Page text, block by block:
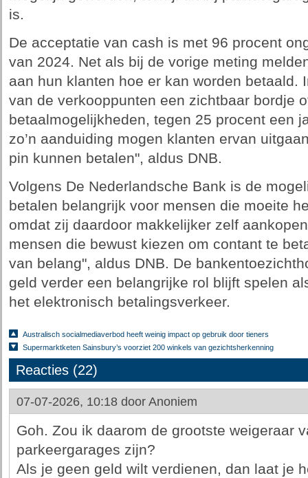
is.
De acceptatie van cash is met 96 procent
van 2024. Net als bij de vorige meting
aan hun klanten hoe er kan worden betaald.
van de verkooppunten een zichtbaar bordje
betaalmogelijkheden, tegen 25 procent een
zo’n aanduiding mogen klanten ervan
pin kunnen betalen", aldus DNB.
Volgens De Nederlandsche Bank is de
betalen belangrijk voor mensen die moeite
omdat zij daardoor makkelijker zelf
mensen die bewust kiezen om contant te
van belang", aldus DNB. De
geld verder een belangrijke rol blijft spelen
het elektronisch betalingsverkeer.
Australisch socialmediaverbod heeft weinig impact op gebruik door tieners
Supermarktketen Sainsbury’s voorziet 200 winkels van gezichtsherkenning
Reacties (22)
07-07-2026, 10:18 door Anoniem
Goh. Zou ik daarom de grootste weigeraar
parkeergarages zijn?
Als je geen geld wilt verdienen, dan laat je